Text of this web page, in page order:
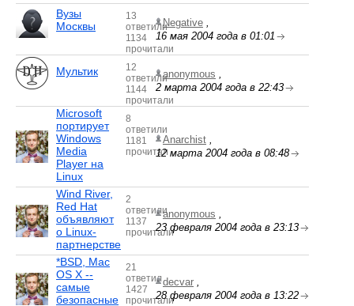
Вузы
Москвы
13
ответили
1134
прочитали
Negative ,
16 мая 2004 года в 01:01
Мультик
12
ответили
1144
прочитали
anonymous ,
2 марта 2004 года в 22:43
Microsoft
портирует
Windows
Media
Player на
Linux
8
ответили
1181
прочитал
Anarchist ,
12 марта 2004 года в 08:48
Wind River,
Red Hat
объявляют
о Linux-
партнерстве
2
ответили
1137
прочитали
anonymous ,
23 февраля 2004 года в 23:13
*BSD, Mac
OS X --
самые
безопасные
21
ответил
1427
прочитали
decvar ,
28 февраля 2004 года в 13:22